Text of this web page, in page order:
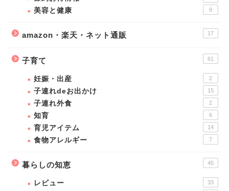
美容と健康 9
amazon・楽天・ネット通販 17
子育て 61
妊娠・出産 2
子連れdeお出かけ 15
子連れ外食 2
知育 6
育児アイテム 14
食物アレルギー 7
暮らしの知恵 45
レビュー 33